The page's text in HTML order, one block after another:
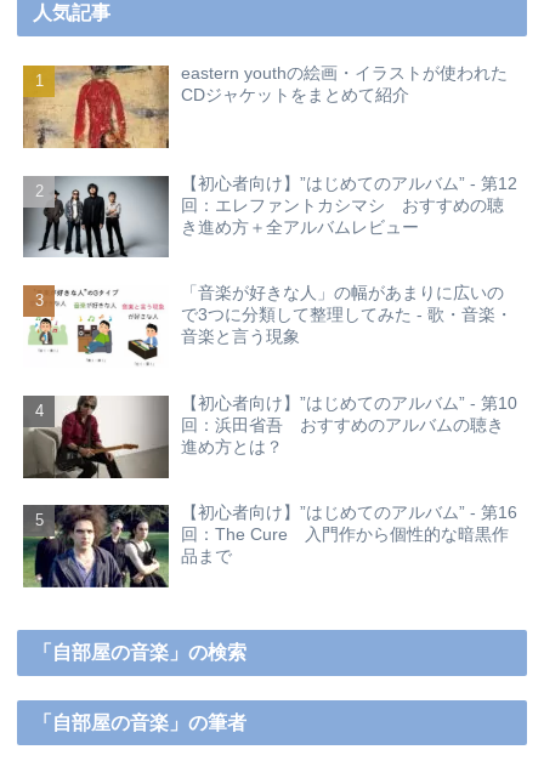
人気記事
eastern youthの絵画・イラストが使われた
CDジャケットをまとめて紹介
【初心者向け】”はじめてのアルバム” - 第12
回：エレファントカシマシ おすすめの聴
き進め方＋全アルバムレビュー
「音楽が好きな人」の幅があまりに広いの
で3つに分類して整理してみた - 歌・音楽・
音楽と言う現象
【初心者向け】”はじめてのアルバム” - 第10
回：浜田省吾 おすすめのアルバムの聴き
進め方とは？
【初心者向け】”はじめてのアルバム” - 第16
回：The Cure 入門作から個性的な暗黒作
品まで
「自部屋の音楽」の検索
「自部屋の音楽」の筆者